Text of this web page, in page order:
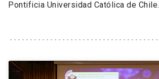
Internacionalización launch
Extensión
Pontificia Universidad Católica de Chile.